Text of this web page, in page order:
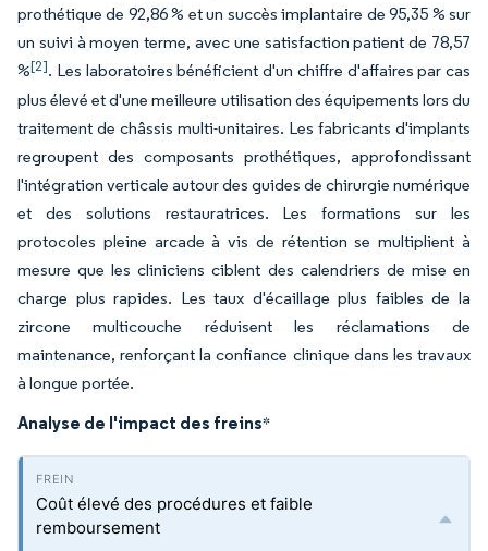
prothétique de 92,86 % et un succès implantaire de 95,35 % sur
un suivi à moyen terme, avec une satisfaction patient de 78,57
%[2]. Les laboratoires bénéficient d'un chiffre d'affaires par cas
plus élevé et d'une meilleure utilisation des équipements lors du
traitement de châssis multi-unitaires. Les fabricants d'implants
regroupent des composants prothétiques, approfondissant
l'intégration verticale autour des guides de chirurgie numérique
et des solutions restauratrices. Les formations sur les
protocoles pleine arcade à vis de rétention se multiplient à
mesure que les cliniciens ciblent des calendriers de mise en
charge plus rapides. Les taux d'écaillage plus faibles de la
zircone multicouche réduisent les réclamations de
maintenance, renforçant la confiance clinique dans les travaux
à longue portée.
Analyse de l'impact des freins*
Coût élevé des procédures et faible
remboursement